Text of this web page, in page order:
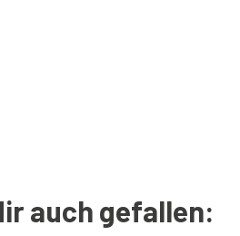
auch gefallen: